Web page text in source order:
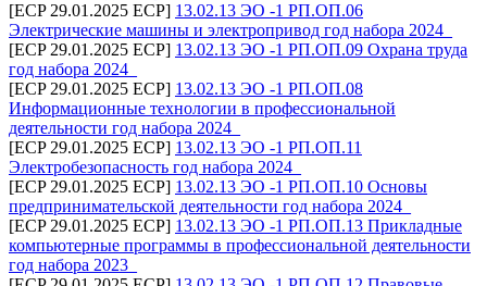
[ECP 29.01.2025 ECP] 13.02.13 ЭО -1 РП.ОП.06
Электрические машины и электропривод год набора 2024_
[ECP 29.01.2025 ECP] 13.02.13 ЭО -1 РП.ОП.09 Охрана труда
год набора 2024_
[ECP 29.01.2025 ECP] 13.02.13 ЭО -1 РП.ОП.08
Информационные технологии в профессиональной
деятельности год набора 2024_
[ECP 29.01.2025 ECP] 13.02.13 ЭО -1 РП.ОП.11
Электробезопасность год набора 2024_
[ECP 29.01.2025 ECP] 13.02.13 ЭО -1 РП.ОП.10 Основы
предпринимательской деятельности год набора 2024_
[ECP 29.01.2025 ECP] 13.02.13 ЭО -1 РП.ОП.13 Прикладные
компьютерные программы в профессиональной деятельности
год набора 2023_